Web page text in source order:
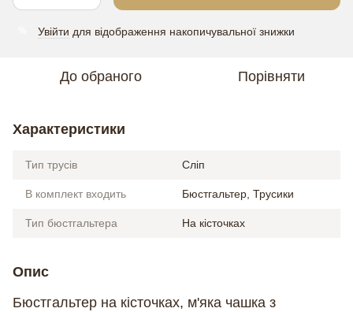
Увійти для відображення накопичувальної знижки
До обраного Порівняти
Характеристики
Тип трусів Сліп
В комплект входить Бюстгальтер, Трусики
Тип бюстгальтера На кісточках
Опис
Бюстгальтер на кісточках, м'яка чашка з